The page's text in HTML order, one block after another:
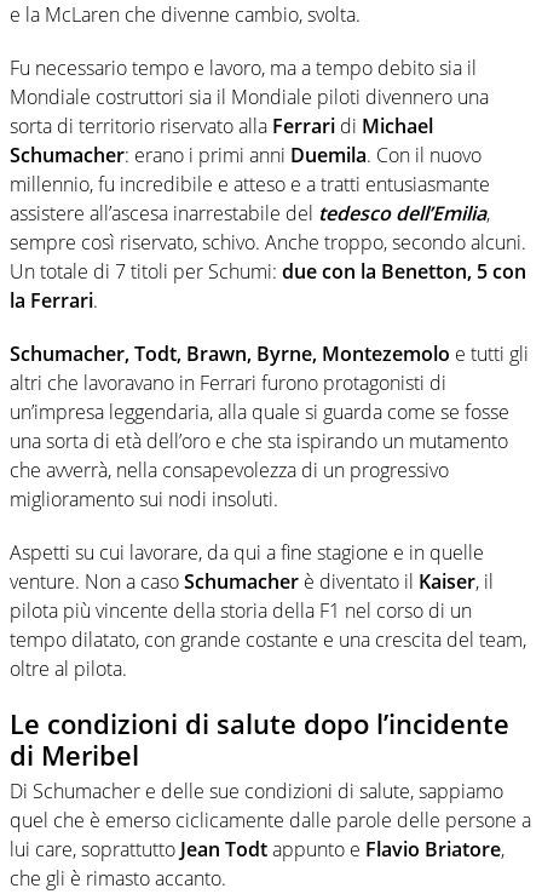
e la McLaren che divenne cambio, svolta.
Fu necessario tempo e lavoro, ma a tempo debito sia il
Mondiale costruttori sia il Mondiale piloti divennero una
sorta di territorio riservato alla Ferrari di Michael
Schumacher: erano i primi anni Duemila. Con il nuovo
millennio, fu incredibile e atteso e a tratti entusiasmante
assistere all’ascesa inarrestabile del tedesco dell’Emilia,
sempre così riservato, schivo. Anche troppo, secondo alcuni.
Un totale di 7 titoli per Schumi: due con la Benetton, 5 con
la Ferrari.
Schumacher, Todt, Brawn, Byrne, Montezemolo e tutti gli
altri che lavoravano in Ferrari furono protagonisti di
un’impresa leggendaria, alla quale si guarda come se fosse
una sorta di età dell’oro e che sta ispirando un mutamento
che avverrà, nella consapevolezza di un progressivo
miglioramento sui nodi insoluti.
Aspetti su cui lavorare, da qui a fine stagione e in quelle
venture. Non a casoSchumacher è diventato il Kaiser, il
pilota più vincente della storia della F1 nel corso di un
tempo dilatato, con grande costante e una crescita del team,
oltre al pilota.
Le condizioni di salute dopo l’incidente
di Meribel
Di Schumacher e delle sue condizioni di salute, sappiamo
quel che è emerso ciclicamente dalle parole delle persone a
lui care, soprattutto Jean Todtappunto e Flavio Briatore,
che gli è rimasto accanto.